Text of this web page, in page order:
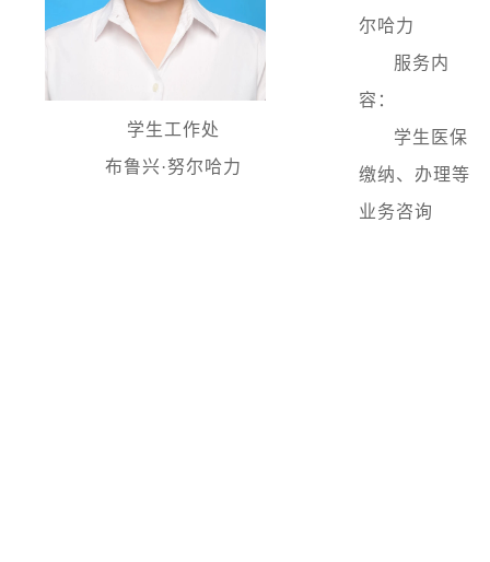
学生工作处
布鲁兴·努尔哈力
尔哈力
服务内
容：
学生医保
缴纳、办理等
业务咨询